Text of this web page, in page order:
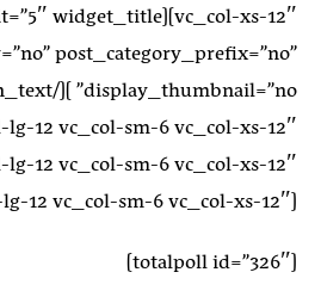
post_category_prefix=”no”
[vc_column_text el_class=”vc_col-lg-12 vc_col-sm-6 vc_col-xs-12″]
[totalpoll id=”326″]